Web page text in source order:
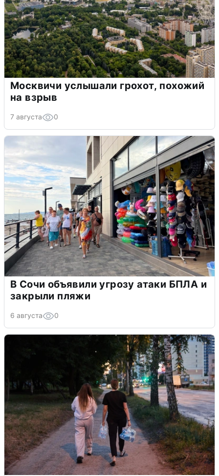
Москвичи услышали грохот, похожий
на взрыв
7 августа 0
В Сочи объявили угрозу атаки БПЛА и
закрыли пляжи
6 августа 0